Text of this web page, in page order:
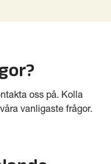
oss på. Kolla
vanligaste frågor.